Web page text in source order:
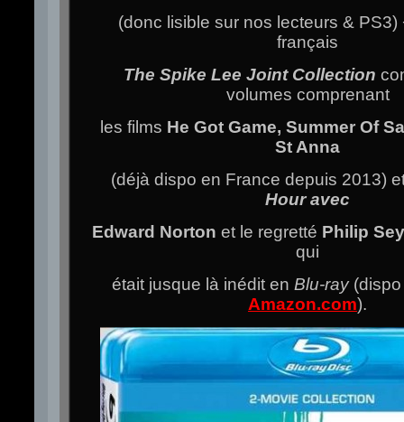
(donc lisible sur nos lecteurs & PS3)
français
The Spike Lee Joint Collection
volumes comprenant
les films He Got Game, Summer Of
St Anna
(déjà dispo en France depuis 2013)
Houravec
Edward Norton et le regretté Philip
qui
était jusque là inédit en Blu-ray
Amazon.com).